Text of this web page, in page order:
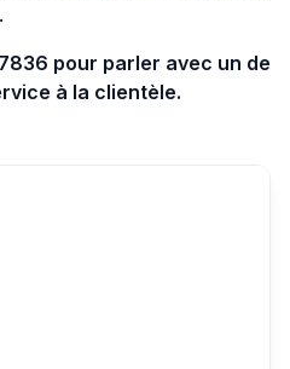
pour parler avec un de
à la clientèle.